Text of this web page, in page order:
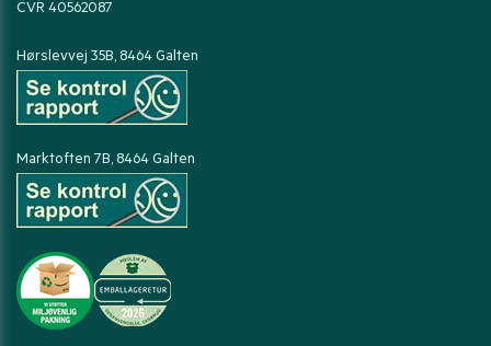
CVR 40562087
Hørslevvej 35B, 8464 Galten
Marktoften 7B, 8464 Galten